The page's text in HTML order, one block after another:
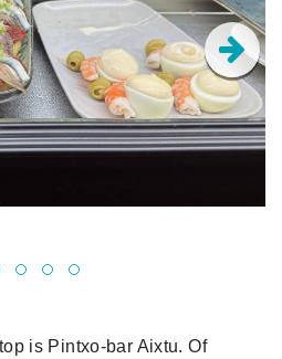
is Pintxo-bar Aixtu. Of